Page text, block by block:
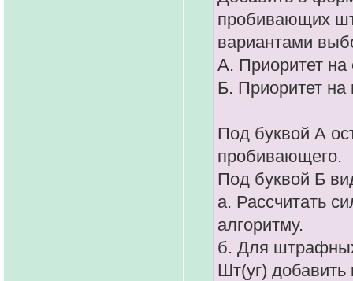
пробивающих
вариантами
А. Приоритет
Б. Приоритет
Под буквой А
пробивающего.
Под буквой Б
а. Рассчитать
алгоритму.
б. Для
Шт(уг) добавить